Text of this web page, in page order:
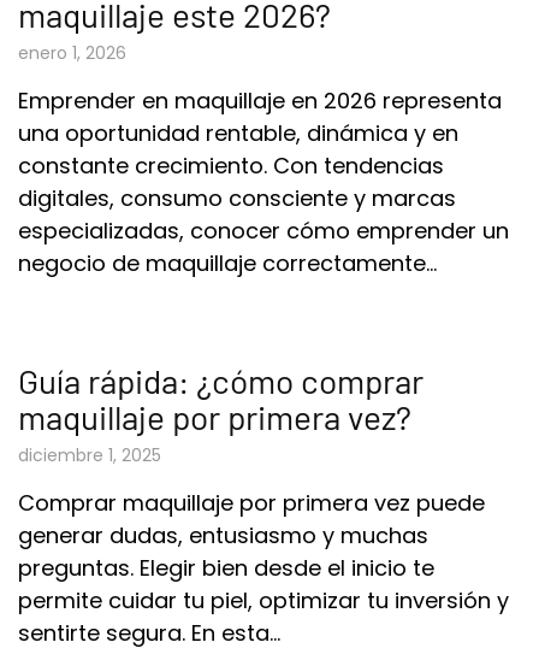
maquillaje este 2026?
enero 1, 2026
Emprender en maquillaje en 2026 representa
una oportunidad rentable, dinámica y en
constante crecimiento. Con tendencias
digitales, consumo consciente y marcas
especializadas, conocer cómo emprender un
negocio de maquillaje correctamente…
Guía rápida: ¿cómo comprar
maquillaje por primera vez?
diciembre 1, 2025
Comprar maquillaje por primera vez puede
generar dudas, entusiasmo y muchas
preguntas. Elegir bien desde el inicio te
permite cuidar tu piel, optimizar tu inversión y
sentirte segura. En esta…